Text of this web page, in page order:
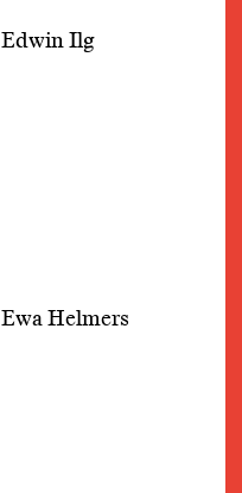
Edwin Ilg
Ewa Helmers